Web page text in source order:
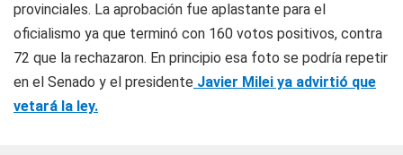
provinciales. La aprobación fue aplastante para el
oficialismo ya que terminó con 160 votos positivos, contra
72 que la rechazaron. En principio esa foto se podría repetir
en el Senado y el presidente Javier Milei ya advirtió que
vetará la ley.